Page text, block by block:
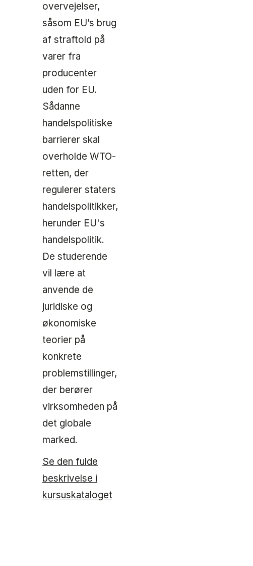
overvejelser,
såsom EU’s brug
af straftold på
varer fra
producenter
uden for EU.
Sådanne
handelspolitiske
barrierer skal
overholde WTO-
retten, der
regulerer staters
handelspolitikker,
herunder EU's
handelspolitik.
De studerende
vil lære at
anvende de
juridiske og
økonomiske
teorier på
konkrete
problemstillinger,
der berører
virksomheden på
det globale
marked.
Se den fulde
beskrivelse i
kursuskataloget